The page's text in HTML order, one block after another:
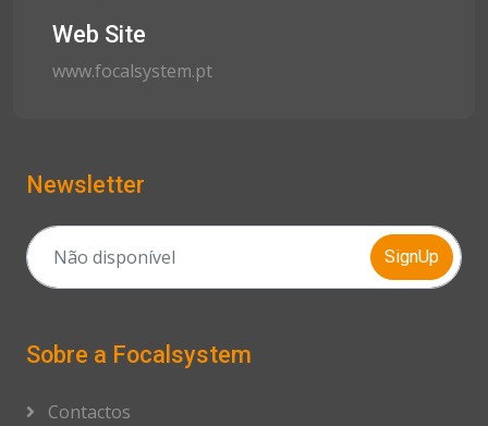
Web Site
www.focalsystem.pt
Newsletter
SignUp
Sobre a Focalsystem
Contactos